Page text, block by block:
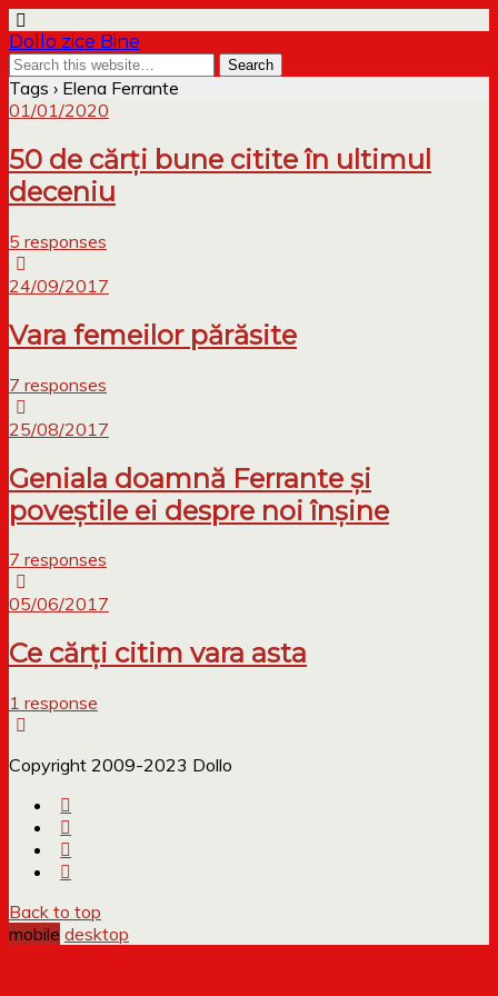
Dollo zice Bine
Tags › Elena Ferrante
01/01/2020
50 de cărți bune citite în ultimul
deceniu
5 responses
24/09/2017
Vara femeilor părăsite
7 responses
25/08/2017
Geniala doamnă Ferrante și
poveștile ei despre noi înșine
7 responses
05/06/2017
Ce cărți citim vara asta
1 response
Copyright 2009-2023 Dollo
Back to top
mobile desktop